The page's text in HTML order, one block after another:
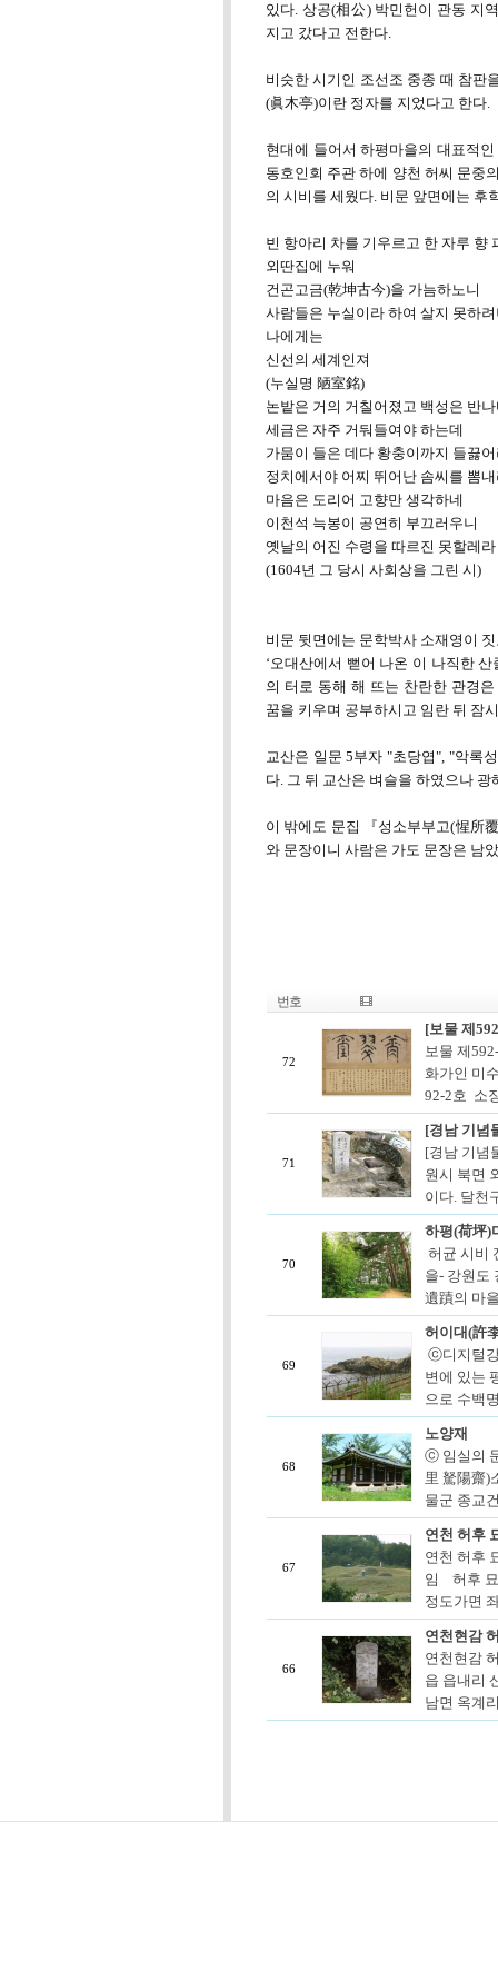
있다. 상공(相公) 박민헌이 관동 지
지고 갔다고 전한다.
비슷한 시기인 조선조 중종 때 참판
(眞木亭)이란 정자를 지었다고 한다.
현대에 들어서 하평마을의 대표적
동호인회 주관 하에 양천 허씨 문중
의 시비를 세웠다. 비문 앞면에는 후
빈 항아리 차를 기우르고 한 자루 향
외딴집에 누워
건곤고금(乾坤古今)을 가늠하노니
사람들은 누실이라 하여 살지 못하
나에게는
신선의 세계인져
(누실명 陋室銘)
논밭은 거의 거칠어졌고 백성은 반
세금은 자주 거둬들여야 하는데
가뭄이 들은 데다 황충이까지 들끓
정치에서야 어찌 뛰어난 솜씨를 뽐
마음은 도리어 고향만 생각하네
이천석 늑봉이 공연히 부끄러우니
옛날의 어진 수령을 따르진 못할레라
(1604년 그 당시 사회상을 그린 시)
비문 뒷면에는 문학박사 소재영이
‘오대산에서 뻗어 나온 이 나직한
의 터로 동해 해 뜨는 찬란한 관경
꿈을 키우며 공부하시고 임란 뒤 잠
교산은 일문 5부자 "초당엽", "악록
다. 그 뒤 교산은 벼슬을 하였으나
이 밖에도 문집 『성소부부고(惺所
와 문장이니 사람은 가도 문장은 남
번호
72
[보물 제
보물 제
화가인 미
92-2호 소
71
[경남 기념
[경남 기념
원시 북면
이다. 달천
70
하평(荷坪)
허균 시비
을- 강원도
遺蹟의 마
69
허이대(許
ⓒ디지털
변에 있는
으로 수백
68
노양재
ⓒ 임실의
里 駑陽齋)
물군 종교
67
연천 허후
연천 허후
임 허후 묘
정도가면
66
연천현감
연천현감
읍 읍내리
남면 옥계